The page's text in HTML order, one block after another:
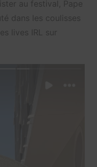
au festival, Pape
dans les coulisses
lives IRL sur